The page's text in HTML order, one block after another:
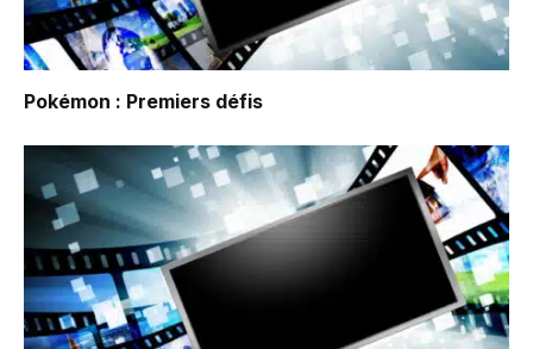
Pokémon : Premiers défis